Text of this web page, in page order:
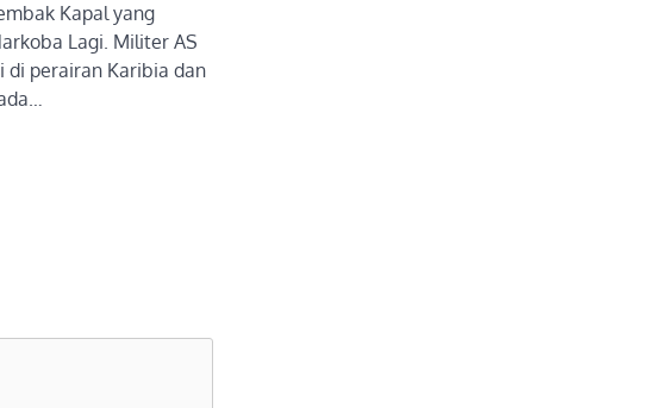
Kapal yang
Lagi. Militer AS
di perairan Karibia dan